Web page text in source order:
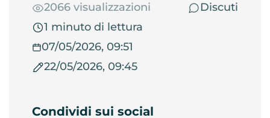
2066 visualizzazioni
Discuti
1 minuto di lettura
07/05/2026, 09:51
22/05/2026, 09:45
Condividi sui social